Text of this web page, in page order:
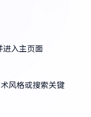
入主页面
风格或搜索关键